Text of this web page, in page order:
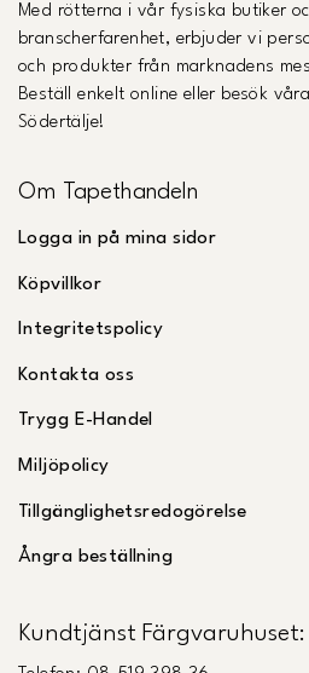
Med rötterna i vår fysiska butiker
branscherfarenhet, erbjuder vi
och produkter från marknadens
Beställ enkelt online eller besök
Södertälje!
Om Tapethandeln
Logga in på mina sidor
Köpvillkor
Integritetspolicy
Kontakta oss
Trygg E-Handel
Miljöpolicy
Tillgänglighetsredogörelse
Ångra beställning
Kundtjänst Färgvaruhuset: